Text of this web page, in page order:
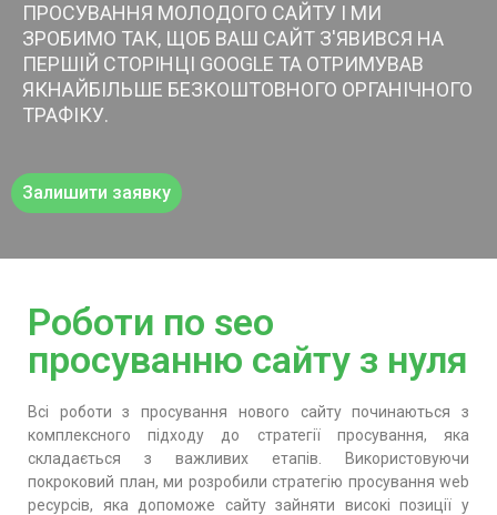
ПРОСУВАННЯ МОЛОДОГО САЙТУ І МИ
ЗРОБИМО ТАК, ЩОБ ВАШ САЙТ З'ЯВИВСЯ НА
ПЕРШІЙ СТОРІНЦІ GOOGLE ТА ОТРИМУВАВ
ЯКНАЙБІЛЬШЕ БЕЗКОШТОВНОГО ОРГАНІЧНОГО
ТРАФІКУ.
Залишити заявку
Роботи по seo
просуванню сайту з нуля
Всі роботи з просування нового сайту починаються з
комплексного підходу до стратегії просування, яка
складається з важливих етапів. Використовуючи
покроковий план, ми розробили стратегію просування web
ресурсів, яка допоможе сайту зайняти високі позиції у